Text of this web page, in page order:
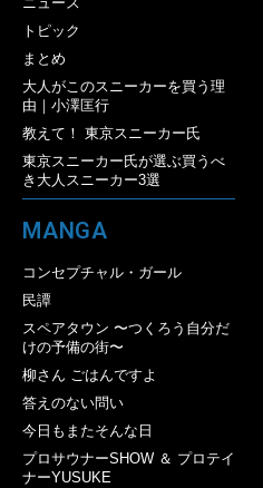
トピック
まとめ
大人がこのスニーカーを買う理
由｜小澤匡行
教えて！ 東京スニーカー氏
東京スニーカー氏が選ぶ買うべ
き大人スニーカー3選
MANGA
コンセプチャル・ガール
民譚
スペアタウン 〜つくろう自分だ
けの予備の街〜
柳さん ごはんですよ
答えのない問い
今日もまたそんな日
プロサウナーSHOW ＆ プロテイ
ナーYUSUKE